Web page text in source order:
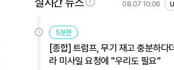
08.07 10:06
5분전
[종합] 트럼프, 무기 재고 충분하다
라 미사일 요청에 "우리도 필요"